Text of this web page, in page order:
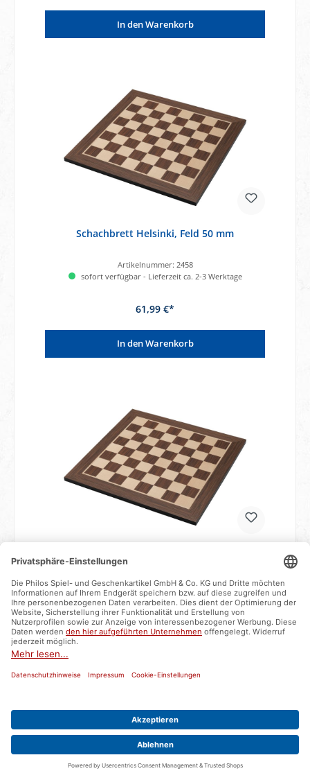
In den Warenkorb
Schachbrett Helsinki, Feld 50 mm
Artikelnummer: 2458
sofort verfügbar - Lieferzeit ca. 2-3 Werktage
61,99 €*
In den Warenkorb
Artikelnummer:2459
sofort verfügbar - Lieferzeit ca. 2-3 Werktage
65,99 €*